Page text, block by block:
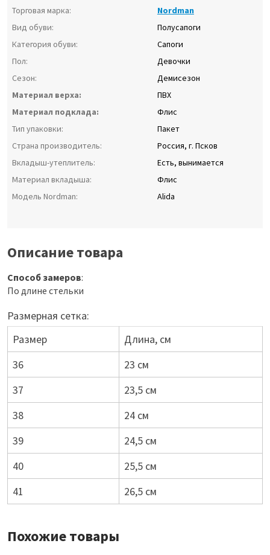
Торговая марка:
Nordman
Вид обуви:
Полусапоги
Категория обуви:
Сапоги
Пол:
Девочки
Сезон:
Демисезон
Материал верха:
ПВХ
Материал подклада:
Флис
Тип упаковки:
Пакет
Страна производитель:
Россия, г. Псков
Вкладыш-утеплитель:
Есть, вынимается
Материал вкладыша:
Флис
Модель Nordman:
Alida
Описание товара
Способ замеров:
По длине стельки
Размерная сетка:
Размер
Длина, см
36
23 см
37
23,5 см
38
24 см
39
24,5 см
40
25,5 см
41
26,5 см
Похожие товары